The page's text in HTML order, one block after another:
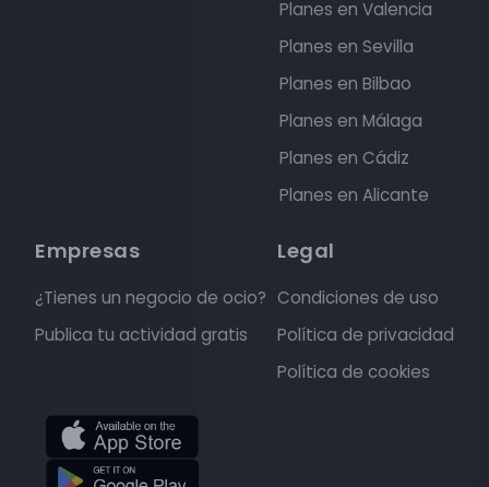
Planes en Valencia
Planes en Sevilla
Planes en Bilbao
Planes en Málaga
Planes en Cádiz
Planes en Alicante
Empresas
¿Tienes un negocio de ocio?
Publica tu actividad gratis
Legal
Condiciones de uso
Política de privacidad
Política de cookies